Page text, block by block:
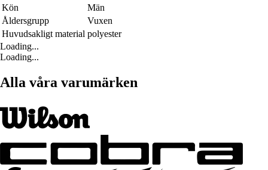
Kön
Män
Åldersgrupp
Vuxen
Huvudsakligt material polyester
Loading...
Loading...
Alla våra varumärken